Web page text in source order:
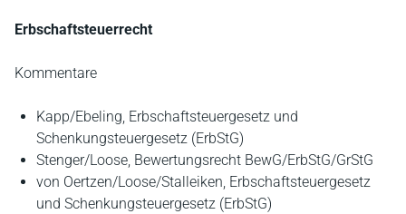
Erbschaftsteuerrecht
Kommentare
Kapp/Ebeling, Erbschaftsteuergesetz und
Schenkungsteuergesetz (ErbStG)
Stenger/Loose, Bewertungsrecht BewG/ErbStG/GrStG
von Oertzen/Loose/Stalleiken, Erbschaftsteuergesetz
und Schenkungsteuergesetz (ErbStG)